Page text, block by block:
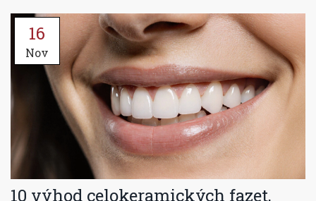
16
Nov
10 výhod celokeramických fazet,